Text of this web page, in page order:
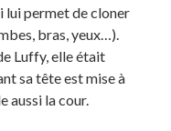
lui permet de cloner
bras, yeux…).
Luffy, elle était
sa tête est mise à
aussi la cour.